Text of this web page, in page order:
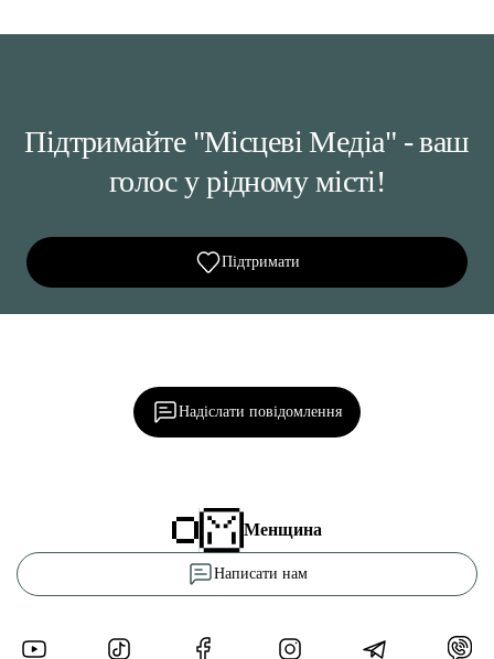
Підтримайте "Місцеві Медіа" - ваш
голос у рідному місті!
Підтримати
Надіслати повідомлення
Менщина
Написати нам